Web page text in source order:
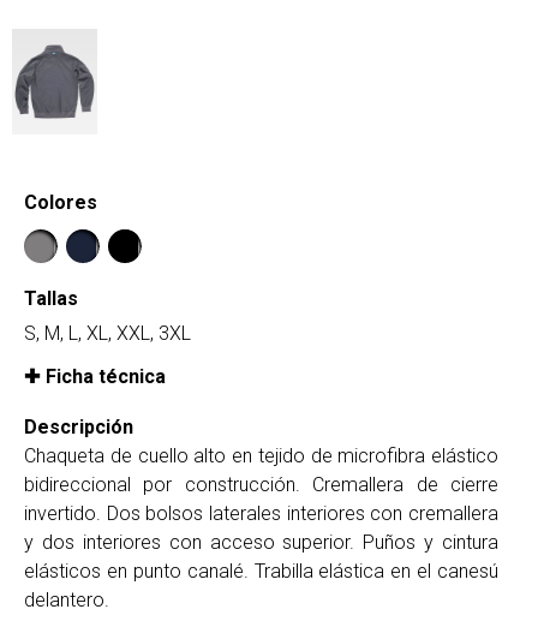
Colores
Tallas
S, M, L, XL, XXL, 3XL
Ficha técnica
Descripción
Chaqueta de cuello alto en tejido de microfibra elástico
bidireccional por construcción. Cremallera de cierre
invertido. Dos bolsos laterales interiores con cremallera
y dos interiores con acceso superior. Puños y cintura
elásticos en punto canalé. Trabilla elástica en el canesú
delantero.